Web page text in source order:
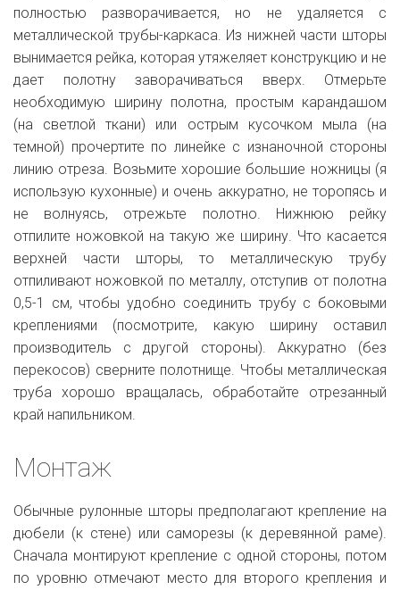
полностью разворачивается, но не удаляется с
металлической трубы-каркаса. Из нижней части шторы
вынимается рейка, которая утяжеляет конструкцию и не
дает полотну заворачиваться вверх. Отмерьте
необходимую ширину полотна, простым карандашом
(на светлой ткани) или острым кусочком мыла (на
темной) прочертите по линейке с изнаночной стороны
линию отреза. Возьмите хорошие большие ножницы (я
использую кухонные) и очень аккуратно, не торопясь и
не волнуясь, отрежьте полотно. Нижнюю рейку
отпилите ножовкой на такую же ширину. Что касается
верхней части шторы, то металлическую трубу
отпиливают ножовкой по металлу, отступив от полотна
0,5-1 см, чтобы удобно соединить трубу с боковыми
креплениями (посмотрите, какую ширину оставил
производитель с другой стороны). Аккуратно (без
перекосов) сверните полотнище. Чтобы металлическая
труба хорошо вращалась, обработайте отрезанный
край напильником.
Монтаж
Обычные рулонные шторы предполагают крепление на
дюбели (к стене) или саморезы (к деревянной раме).
Сначала монтируют крепление с одной стороны, потом
по уровню отмечают место для второго крепления и